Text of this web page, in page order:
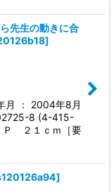
先生の動きに合
]
月 ： 2004年8月
8 (4-415-
Ｐ ２１ｃｍ［要
]